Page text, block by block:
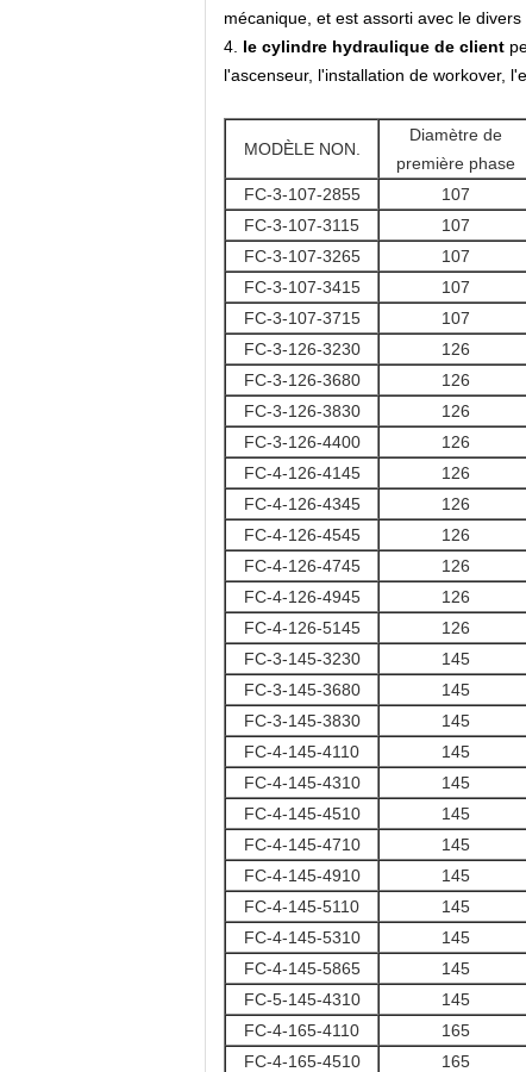
mécanique, et est assorti avec le
4. le cylindre hydraulique de client
l'ascenseur, l'installation de workover,
MODÈLE NON.
Diamètre de
première phase
FC-3-107-2855 107
FC-3-107-3115
107
FC-3-107-3265
107
FC-3-107-3415
107
FC-3-107-3715
107
FC-3-126-3230
126
FC-3-126-3680
126
FC-3-126-3830
126
FC-3-126-4400
126
FC-4-126-4145
126
FC-4-126-4345
126
FC-4-126-4545
126
FC-4-126-4745
126
FC-4-126-4945
126
FC-4-126-5145
126
FC-3-145-3230
145
FC-3-145-3680
145
FC-3-145-3830
145
FC-4-145-4110
145
FC-4-145-4310
145
FC-4-145-4510
145
FC-4-145-4710
145
FC-4-145-4910
145
FC-4-145-5110
145
FC-4-145-5310
145
FC-4-145-5865
145
FC-5-145-4310
145
FC-4-165-4110
165
FC-4-165-4510
165